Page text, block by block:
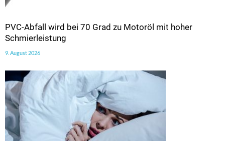
PVC-Abfall wird bei 70 Grad zu Motoröl mit hoher
Schmierleistung
9. August 2026